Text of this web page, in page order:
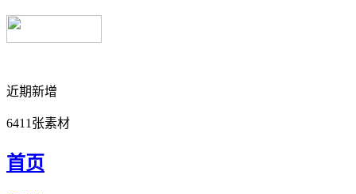
近期新增
6411张素材
首页